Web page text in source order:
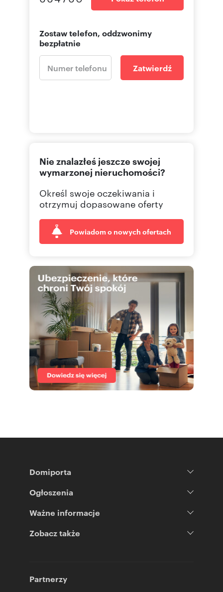
Zostaw telefon, oddzwonimy
bezpłatnie
Zatwierdź
Nie znalazłeś jeszcze swojej
wymarzonej nieruchomości?
Określ swoje oczekiwania i
otrzymuj dopasowane oferty
Powiadom o nowych ofertach
Domiporta
Ogłoszenia
Ważne informacje
Zobacz także
Partnerzy